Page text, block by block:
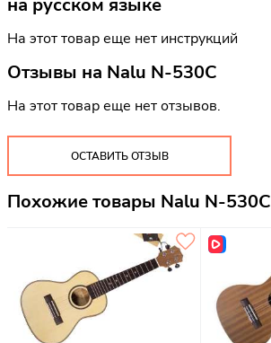
на русском языке
На этот товар еще нет инструкций
Отзывы на Nalu N-530C
На этот товар еще нет отзывов.
ОСТАВИТЬ ОТЗЫВ
Похожие товары Nalu N-530C